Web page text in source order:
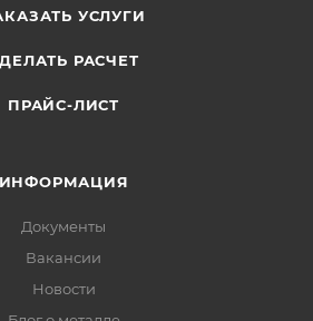
УСЛУГИ
РАСЧЕТ
ПРАЙС-ЛИСТ
ИНФОРМАЦИЯ
Документы
Вакансии
Новости